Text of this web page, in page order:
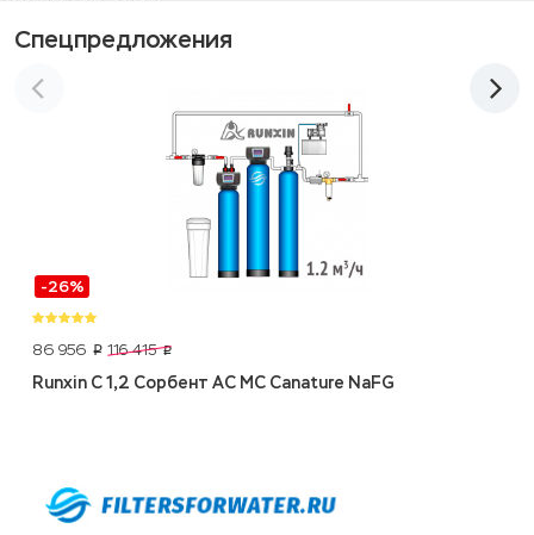
Спецпредложения
-26%
86 956 p 116 415 p
Runxin C 1,2 Сорбент АС МС Canature NaFG